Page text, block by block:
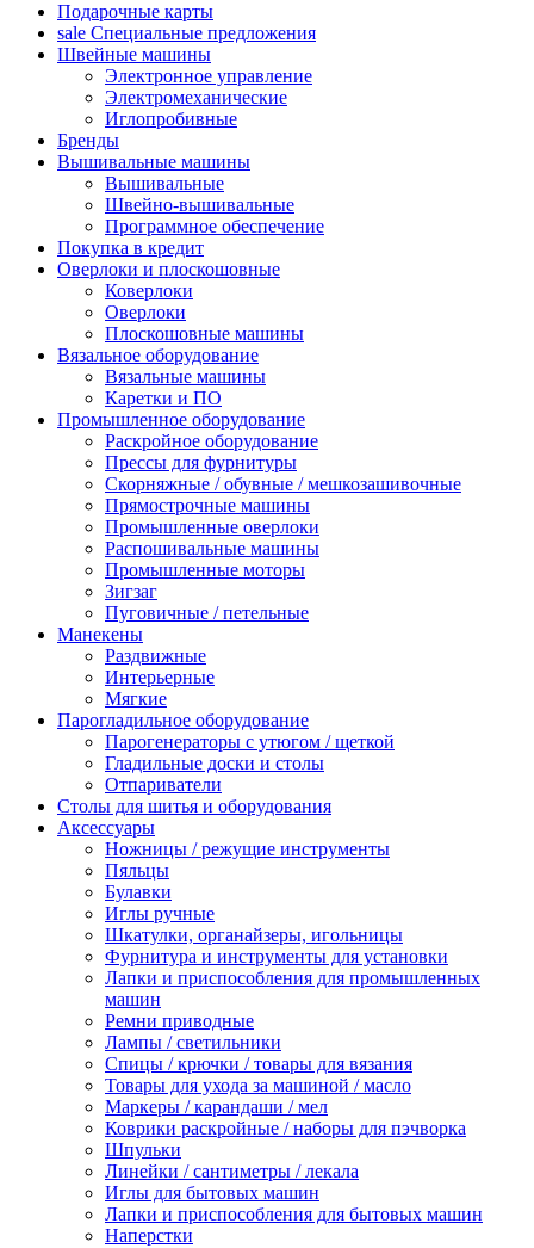
Подарочные карты
sale Специальные предложения
Швейные машины
Электронное управление
Электромеханические
Иглопробивные
Бренды
Вышивальные машины
Вышивальные
Швейно-вышивальные
Программное обеспечение
Покупка в кредит
Оверлоки и плоскошовные
Коверлоки
Оверлоки
Плоскошовные машины
Вязальное оборудование
Вязальные машины
Каретки и ПО
Промышленное оборудование
Раскройное оборудование
Прессы для фурнитуры
Скорняжные / обувные / мешкозашивочные
Прямострочные машины
Промышленные оверлоки
Распошивальные машины
Промышленные моторы
Зигзаг
Пуговичные / петельные
Манекены
Раздвижные
Интерьерные
Мягкие
Парогладильное оборудование
Парогенераторы с утюгом / щеткой
Гладильные доски и столы
Отпариватели
Столы для шитья и оборудования
Аксессуары
Ножницы / режущие инструменты
Пяльцы
Булавки
Иглы ручные
Шкатулки, органайзеры, игольницы
Фурнитура и инструменты для установки
Лапки и приспособления для промышленных
машин
Ремни приводные
Лампы / светильники
Спицы / крючки / товары для вязания
Товары для ухода за машиной / масло
Маркеры / карандаши / мел
Коврики раскройные / наборы для пэчворка
Шпульки
Линейки / сантиметры / лекала
Иглы для бытовых машин
Лапки и приспособления для бытовых машин
Наперстки